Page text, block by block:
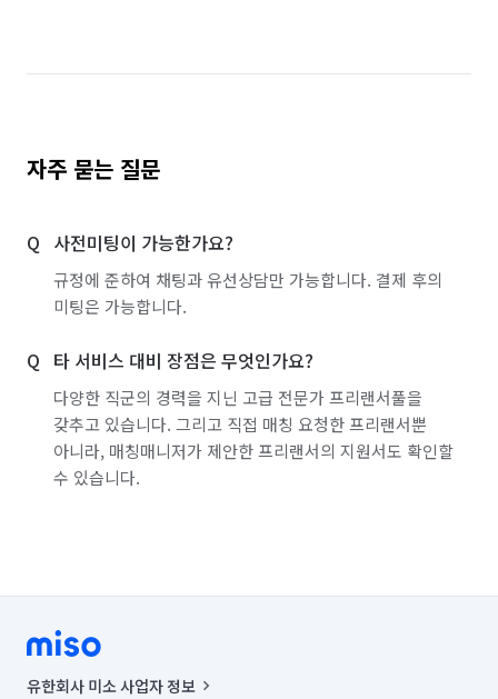
자주 묻는 질문
사전미팅이 가능한가요?
규정에 준하여 채팅과 유선상담만 가능합니다. 결제 후의
미팅은 가능합니다.
타 서비스 대비 장점은 무엇인가요?
다양한 직군의 경력을 지닌 고급 전문가 프리랜서풀을
갖추고 있습니다. 그리고 직접 매칭 요청한 프리랜서뿐
아니라, 매칭매니저가 제안한 프리랜서의 지원서도 확인할
수 있습니다.
유한회사 미소 사업자 정보